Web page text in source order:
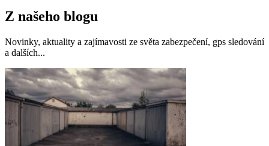
Z našeho blogu
Novinky, aktuality a zajímavosti ze světa zabezpečení, gps sledování
a dalších...